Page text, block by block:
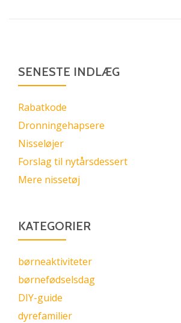
Elias
SENESTE INDLÆG
Rabatkode
Dronningehapsere
Nisseløjer
Forslag til nytårsdessert
Mere nissetøj
KATEGORIER
børneaktiviteter
børnefødselsdag
DIY-guide
dyrefamilier